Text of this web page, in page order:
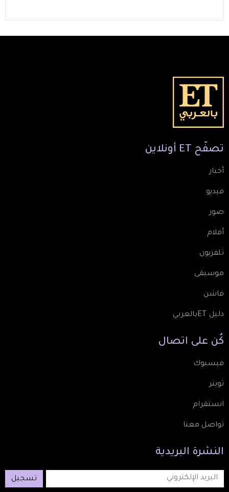
تصفّح ET أونلاين
أخبار
فيديو
صور
أفلام
تلفزيون
موسيقى
فاشن
دليل ETبالعربي
كُن على اتصال
فيسبوك
تويتر
انستقرام
تواصل معنا
النشرة البريدية
تسجيل